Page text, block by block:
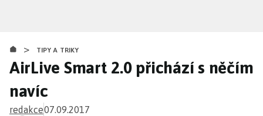
obsahu
> TIPY A TRIKY
AirLive Smart 2.0 přichází s něčím
navíc
redakce07.09.2017